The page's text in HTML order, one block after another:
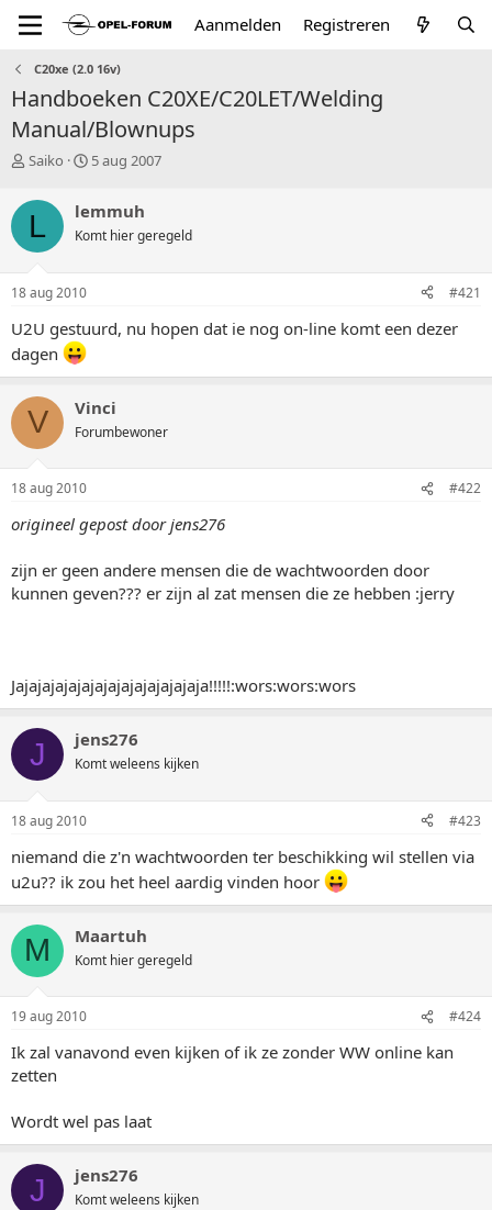
Aanmelden Registreren
C20xe (2.0 16v)
Handboeken C20XE/C20LET/Welding
Manual/Blownups
T
p
c
s
a
t
e
r
Saiko
S
r
t
a
m
5 aug 2007
L lemmuh
Komt hier geregeld
18 aug 2010 #421
U2U gestuurd, nu hopen dat ie nog on-line komt een dezer
dagen
V Vinci
Forumbewoner
18 aug 2010 #422
origineel gepost door jens276
zijn er geen andere mensen die de wachtwoorden door
kunnen geven??? er zijn al zat mensen die ze hebben :jerry
Jajajajajajajajajajajajajajaja!!!!!:wors:wors:wors
J jens276
Komt weleens kijken
18 aug 2010 #423
niemand die z'n wachtwoorden ter beschikking wil stellen via
u2u?? ik zou het heel aardig vinden hoor
M Maartuh
Komt hier geregeld
19 aug 2010 #424
Ik zal vanavond even kijken of ik ze zonder WW online kan
zetten
Wordt wel pas laat
J jens276
Komt weleens kijken